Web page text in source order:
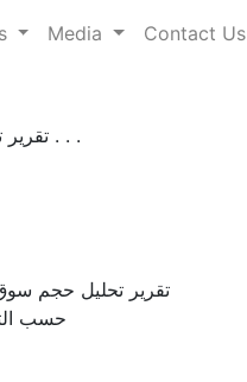
Media Contact Us
تقرير تحليل حجم سوق سمك السلمون المتبل وحصته واتج . . .
تقرير تحليل حجم
حسب